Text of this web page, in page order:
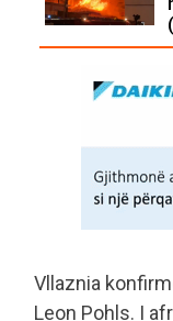
Vllaznia
Leon Pohls. I